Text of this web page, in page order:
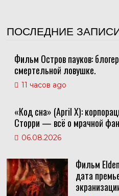
ПОСЛЕДНИЕ
Фильм Остров пауков:
смертельной ловушке.
11 часов ago
«Код сна» (April X):
Сторри — всё о мрачной
06.08.2026
Фильм
дата